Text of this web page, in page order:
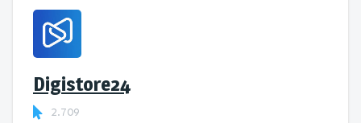
Digistore24
2.709